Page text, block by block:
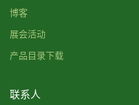
博客
展会活动
产品目录下载
联系人